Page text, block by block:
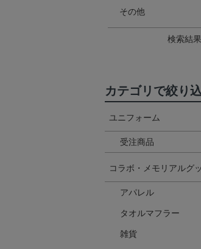
その他
検索結
カテゴリで絞り
ユニフォーム
受注商品
コラボ・メモリアルグ
アパレル
タオルマフラー
雑貨